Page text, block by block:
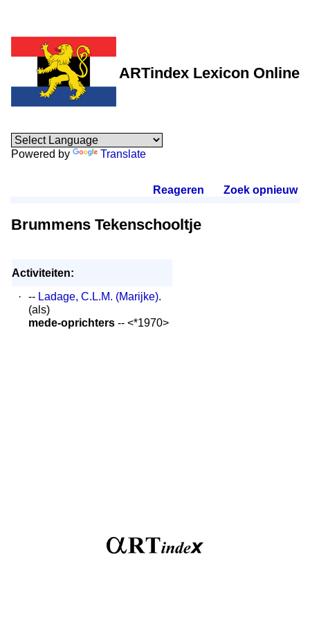
ARTindex Lexicon Online
Powered by Translate
Reageren Zoek opnieuw.
Brummens Tekenschooltje
Activiteiten:
·
-- Ladage, C.L.M. (Marijke).
(als)
mede-oprichters-- <*1970>